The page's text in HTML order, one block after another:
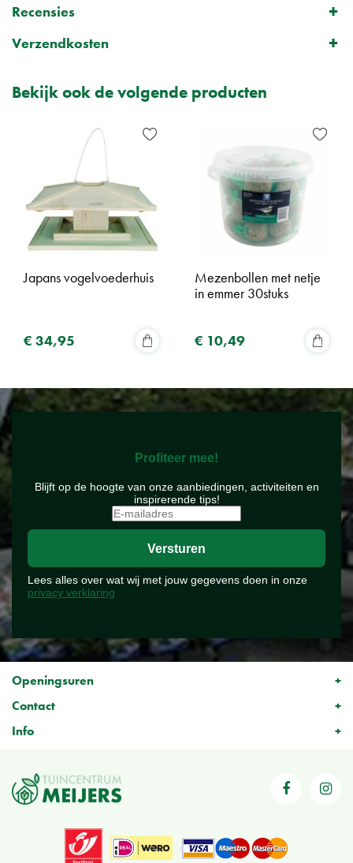
Recensies
Verzendkosten
Bekijk ook de volgende producten
Japans vogelvoederhuis
€ 34,95
Mezenbollen met netje
in emmer 30stuks
€ 10,49
Profiteer mee!
Blijft op de hoogte van onze aanbiedingen, activiteiten en
inspirerende tips!
Lees alles over wat wij met jouw gegevens doen in onze
privacy verklaring
Openingsuren
Contact
Info